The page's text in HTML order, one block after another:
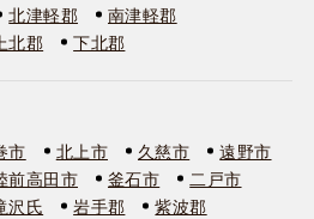
北津軽郡
南津軽郡
上北郡 下北郡
市 北上市 久慈市
遠野市
前高田市 釜石市
二戸市
沢氏 岩手郡
紫波郡